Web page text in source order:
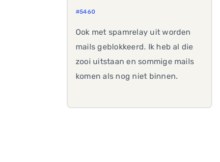
#5460
Ook met spamrelay uit worden
mails geblokkeerd. Ik heb al die
zooi uitstaan en sommige mails
komen als nog niet binnen.